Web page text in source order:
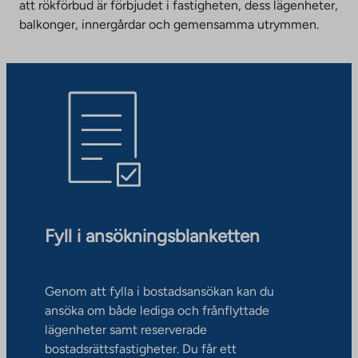
att rökförbud är förbjudet i fastigheten, dess lägenheter,
balkonger, innergårdar och gemensamma utrymmen.
Fyll i ansökningsblanketten
Genom att fylla i bostadsansökan kan du
ansöka om både lediga och frånflyttade
lägenheter samt reserverade
bostadsrättsfastigheter. Du får ett